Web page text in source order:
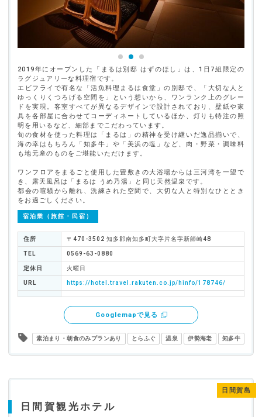
2019年にオープンした「まるは別邸 はずのほし」は、1日7組限定の
ラグジュアリーな料理宿です。
エビフライで有名な「活魚料理まるは食堂」の別邸で、「大切な人と
ゆっくりくつろげる空間を」という想いから、ワンランク上のグレー
ドを実現。客室すべてが異なるデザインで設計されており、壁紙や家
具を各部屋に合わせてコーディネートしているほか、灯りも特注の照
明を用いるなど、細部までこだわっています。
旬の食材を使った料理は「まるは」の精神を受け継いだ逸品揃いで、
海の幸はもちろん「知多牛」や「美浜の塩」など、肉・野菜・調味料
も地元産のものをご堪能いただけます。
ワンフロアをまるごと使用した畳敷きの大浴場からは三河湾を一望で
き、露天風呂は「まるは うめ乃湯」と同じ天然温泉です。
都会の喧騒から離れ、洗練された空間で、大切な人と特別なひととき
をお過ごしください。
宿泊業（旅館・民宿）
住所 〒470-3502 知多郡南知多町大字片名字新師崎48
TEL 0569-63-0880
定休日 火曜日
URL https://hotel.travel.rakuten.co.jp/hinfo/178746/
Googlemapで見る
素泊まり・朝食のみプランあり とらふぐ 温泉 伊勢海老 知多牛
日間賀観光ホテル
日間賀島